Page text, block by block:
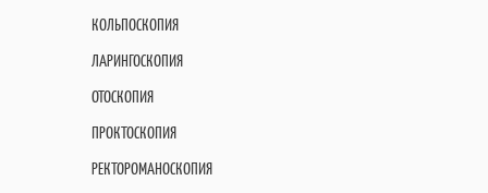
КОЛЬПОСКОПИЯ
ЛАРИНГОСКОПИЯ
ОТОСКОПИЯ
ПРОКТОСКОПИЯ
РЕКТОРОМАНОСКОПИЯ